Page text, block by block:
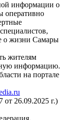
информации о
оперативно
о жизни Самары
жителям
информацию.
на портале
26.09.2025 г.)